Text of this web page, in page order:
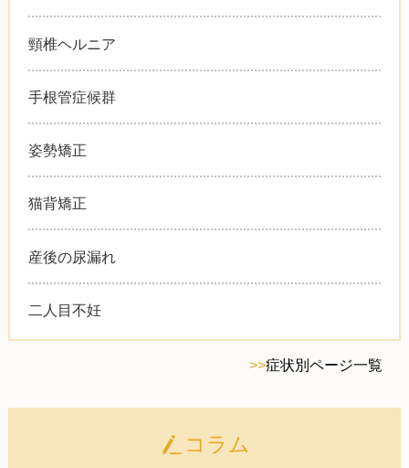
頸椎ヘルニア
手根管症候群
姿勢矯正
猫背矯正
産後の尿漏れ
二人目不妊
>>症状別ページ一覧
コラム